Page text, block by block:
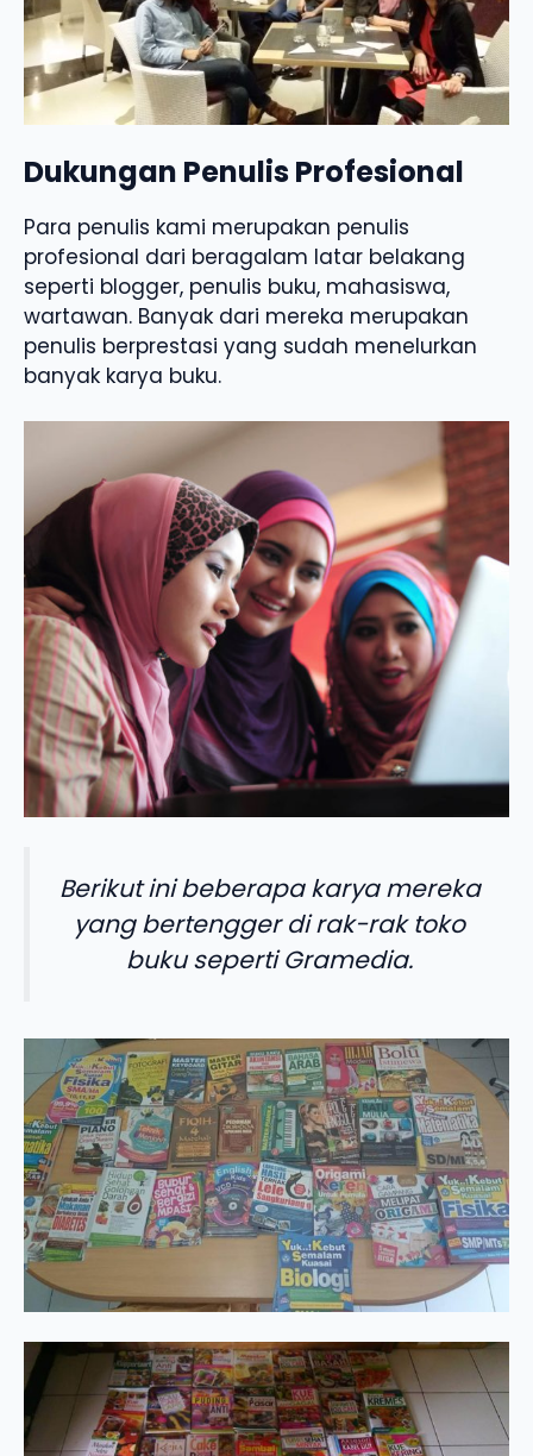
Dukungan Penulis Profesional
Para penulis kami merupakan penulis
profesional dari beragalam latar belakang
seperti blogger, penulis buku, mahasiswa,
wartawan. Banyak dari mereka merupakan
penulis berprestasi yang sudah menelurkan
banyak karya buku.
Berikut ini beberapa karya mereka
yang bertengger di rak-rak toko
buku seperti Gramedia.